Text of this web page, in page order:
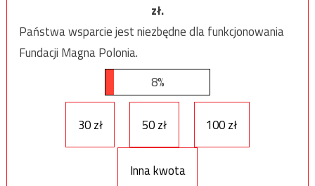
zł.
Państwa wsparcie jest niezbędne dla funkcjonowania
Fundacji Magna Polonia.
8%
30 zł 50 zł 100 zł
Inna kwota